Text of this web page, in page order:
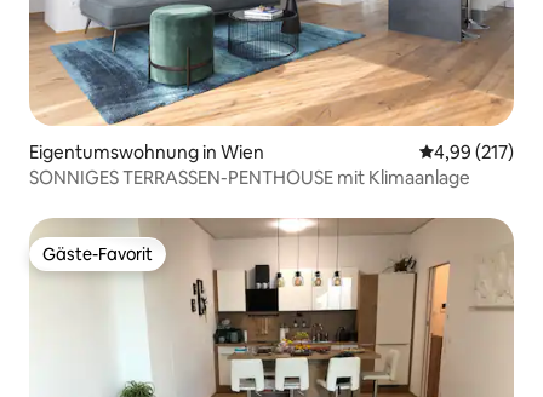
Eigentumswohnung in Wien
4,99 (217)
SONNIGES TERRASSEN-PENTHOUSE mit Klimaanlage
Gäste-Favorit
Gäste-Favorit